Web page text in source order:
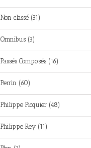
Non classé (31)
Omnibus (3)
Passés Composés (16)
Perrin (60)
Philippe Picquier (48)
Philippe Rey (11)